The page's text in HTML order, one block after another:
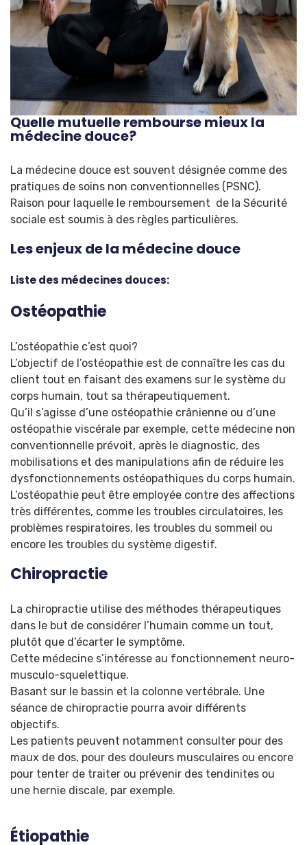
Quelle mutuelle rembourse mieux la
médecine douce?
La médecine douce est souvent désignée comme des
pratiques de soins non conventionnelles (PSNC).
Raison pour laquelle le remboursement de la Sécurité
sociale est soumis à des règles particulières.
Les enjeux de la médecine douce
Liste des médecines douces:
Ostéopathie
L’ostéopathie c’est quoi?
L’objectif de l’ostéopathie est de connaître les cas du
client tout en faisant des examens sur le système du
corps humain, tout sa thérapeutiquement.
Qu’il s’agisse d’une ostéopathie crânienne ou d’une
ostéopathie viscérale par exemple, cette médecine non
conventionnelle prévoit, après le diagnostic, des
mobilisations et des manipulations afin de réduire les
dysfonctionnements ostéopathiques du corps humain.
L’ostéopathie peut être employée contre des affections
très différentes, comme les troubles circulatoires, les
problèmes respiratoires, les troubles du sommeil ou
encore les troubles du système digestif.
Chiropractie
La chiropractie utilise des méthodes thérapeutiques
dans le but de considérer l’humain comme un tout,
plutôt que d’écarter le symptôme.
Cette médecine s’intéresse au fonctionnement neuro-
musculo-squelettique.
Basant sur le bassin et la colonne vertébrale. Une
séance de chiropractie pourra avoir différents
objectifs.
Les patients peuvent notamment consulter pour des
maux de dos, pour des douleurs musculaires ou encore
pour tenter de traiter ou prévenir des tendinites ou
une hernie discale, par exemple.
Étiopathie